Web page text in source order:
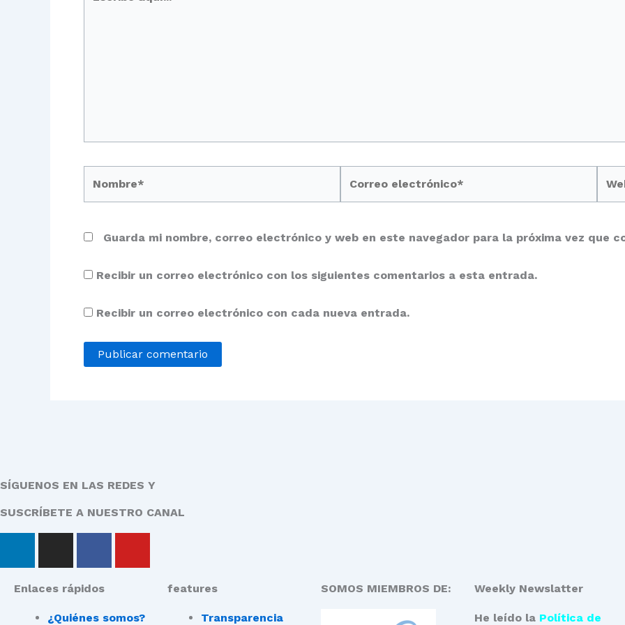
aquí...
electrónico*
Guarda mi nombre, correo electrónico y web en este navegador para la próxima vez que
Recibir un correo electrónico con los siguientes comentarios a esta entrada.
Recibir un correo electrónico con cada nueva entrada.
SÍGUENOS EN LAS REDES Y
SUSCRÍBETE A NUESTRO CANAL
k
t
a
e
b
u
Enlaces rápidos
¿Quiénes somos?
features
Transparencia
SOMOS MIEMBROS DE: Weekly Newslatter
He leído la Política de